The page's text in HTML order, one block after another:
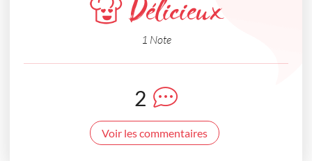
Délicieux
1 Note
2
Voir les commentaires